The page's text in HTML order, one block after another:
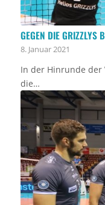
GEGEN DIE GRIZZLYS
8. Januar 2021
In der Hinrunde der
die…